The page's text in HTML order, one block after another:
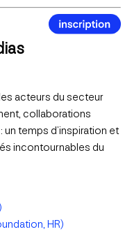
acteurs du secteur
collaborations
temps d’inspiration et
incontournables du
HR)